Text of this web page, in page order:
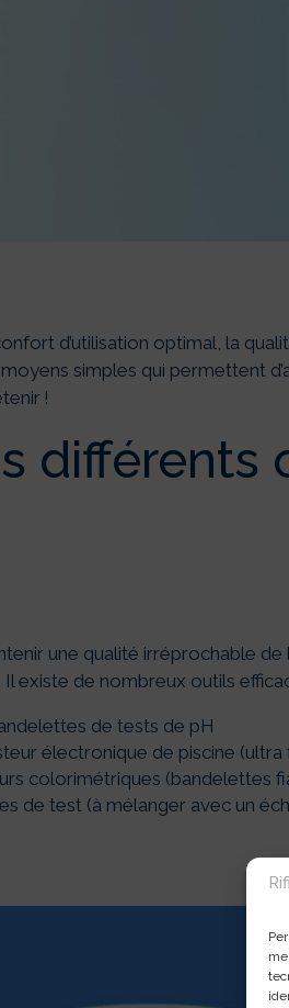
d’utilisation optimal, la
simples qui permettent
!
différents
une qualité irréprochable
Il existe de nombreux outils
de tests de pH
électronique de piscine
colorimétriques (bandelettes
de test (à mélanger avec un